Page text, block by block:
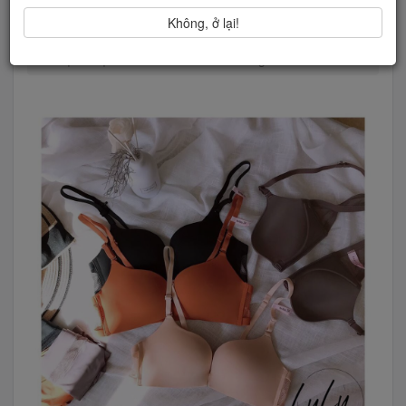
Trang chủ Thời Trang Nữ Đồ lót
Bộ đồ lót
Không, ở lại!